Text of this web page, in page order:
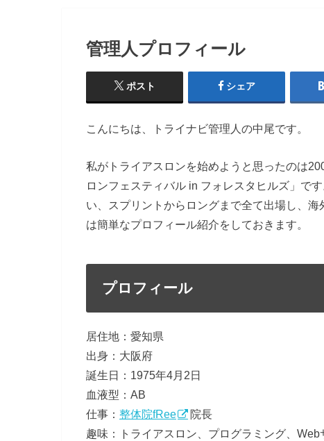
管理人プロフィール
ポスト シェア
こんにちは、トライナビ管理人の中尾です。
私がトライアスロンを始めようと思ったのは
ロンフェスティバル in フォレスタヒルズ」で
い、スプリントからロングまで全て出場し、
は簡単なプロフィール紹介をしておきます。
プロフィール
居住地：愛知県
出身：大阪府
誕生日：1975年4月2日
血液型：AB
仕事： 整体院fRee
院長
趣味：トライアスロン、プログラミング、